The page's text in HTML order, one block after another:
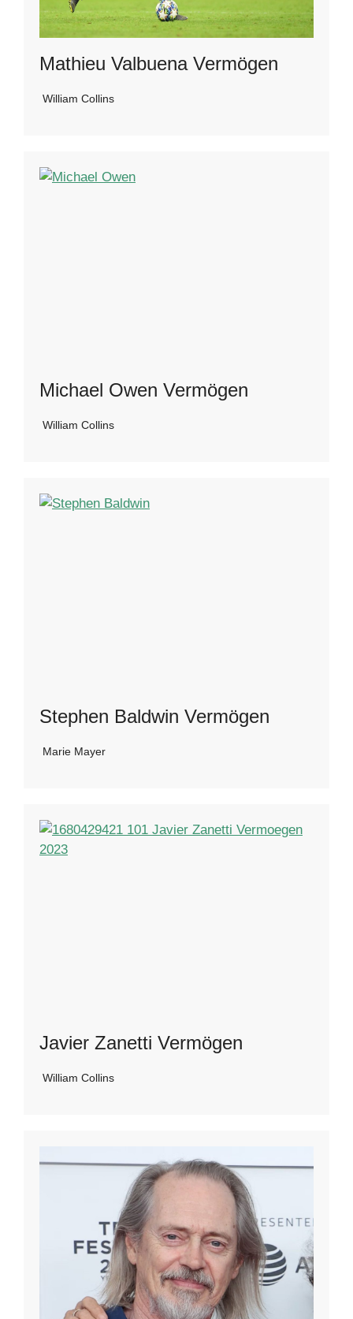
Mathieu Valbuena Vermögen
William Collins
Michael Owen Vermögen
William Collins
Stephen Baldwin Vermögen
Marie Mayer
Javier Zanetti Vermögen
William Collins